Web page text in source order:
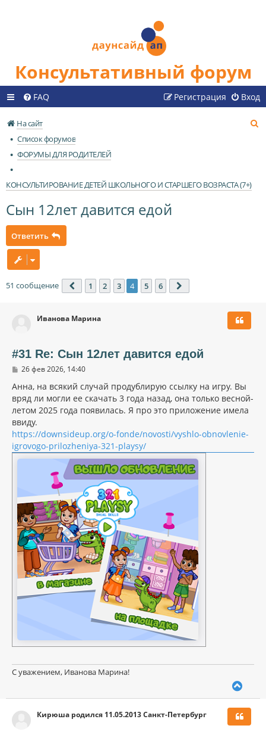
Консультативный форум
FAQ Вход
Регистрация
На сайт
Список форумов
ФОРУМЫ ДЛЯ РОДИТЕЛЕЙ
КОНСУЛЬТИРОВАНИЕ ДЕТЕЙ ШКОЛЬНОГО И СТАРШЕГО ВОЗРАСТА (7+)
Сын 12лет давится едой
Ответить
51 сообщение Пред.
1 2 3 4 5 6
Иванова Марина
#31 Re: Сын 12лет давится едой
С
о
щ
е
н
и
е
26 фев 2026, 14:40
Анна, на всякий случай продублирую ссылку на игру. Вы
вряд ли могли ее скачать 3 года назад, она только весной-
летом 2025 года появилась. Я про это приложение имела
ввиду.
https://downsideup.org/o-fonde/novosti/vyshlo-obnovlenie-
igrovogo-prilozheniya-321-playsy/
С уважением, Иванова Марина!
у
Кирюша родился 11.05.2013 Санкт-Петербург